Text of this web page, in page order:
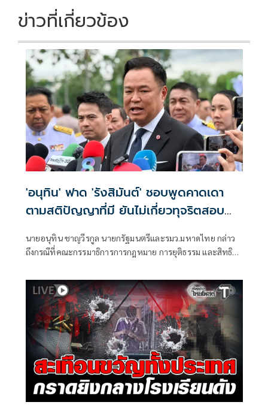
k k
ข่าวที่เกี่ยวข้อง
'อนุทิน' ฟาด 'รังสิมันต์' ชอบพูดคาดเดา
ตามสติปัญญาที่มี ยันไม่เกี่ยวทุจริตสอบ
นายอนุทิน ชาญวีรกูล นายกรัฐมนตรีและรมว.มหาดไทย กล่าว
ถึงกรณีที่คณะกรรมาธิการการกฎหมาย การยุติธรรม และสิทธิ
กรรมาธิการ มีการอ้างชื่อนายกรัฐมนตรี เข้าไปเกี่ยวข้องกับการ
ทุจริตสอบท้องถิ่น